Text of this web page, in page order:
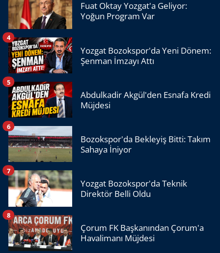
Fuat Oktay Yozgat'a Geliyor:
Yoğun Program Var
Yozgat Bozokspor'da Yeni Dönem:
Şenman İmzayı Attı
4
Abdulkadir Akgül'den Esnafa Kredi
Müjdesi
5
Bozokspor'da Bekleyiş Bitti: Takım
Sahaya İniyor
6
Yozgat Bozokspor'da Teknik
Direktör Belli Oldu
7
Çorum FK Başkanından Çorum'a
Havalimanı Müjdesi
8